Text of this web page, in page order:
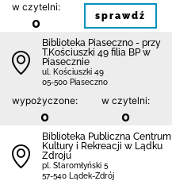
w czytelni:
0 sprawdź
Biblioteka Piaseczno - przy
T.Kościuszki 49 filia BP w
Piasecznie
ul. Kościuszki 49
05-500 Piaseczno
wypożyczone:
0
w czytelni:
0
Biblioteka Publiczna Centrum
Kultury i Rekreacji w Lądku
Zdroju
pl. Staromłyński 5
57-540 Lądek-Zdrój